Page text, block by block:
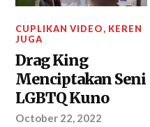
CUPLIKAN VIDEO, KEREN
JUGA
Drag King
Menciptakan Seni
LGBTQ Kuno
October 22, 2022